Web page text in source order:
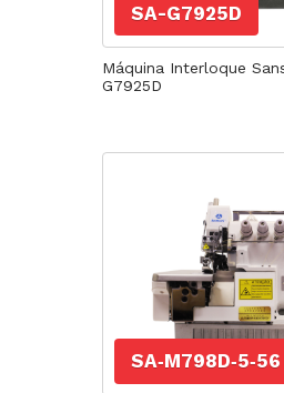
SA-G7925D
Máquina Interloque
G7925D
SA‐M798D‐5‐56